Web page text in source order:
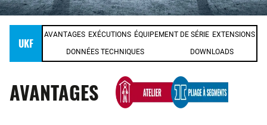
UKF
AVANTAGES EXÉCUTIONS ÉQUIPEMENT DE SÉRIE EXTENSIONS
DONNÉES TECHNIQUES DOWNLOADS
AVANTAGES